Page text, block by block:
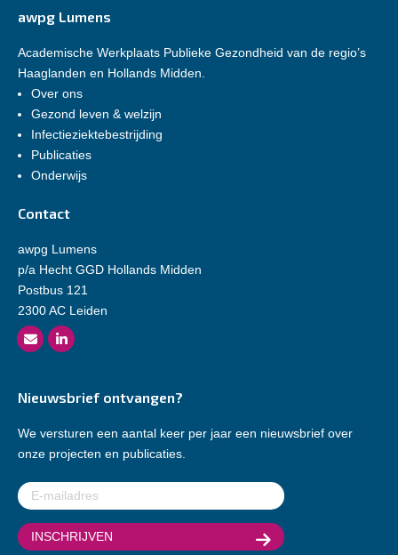
awpg Lumens
Academische Werkplaats Publieke Gezondheid van de regio’s
Haaglanden en Hollands Midden.
Over ons
Gezond leven & welzijn
Infectieziektebestrijding
Publicaties
Onderwijs
Contact
awpg Lumens
p/a Hecht GGD Hollands Midden
Postbus 121
2300 AC Leiden
Nieuwsbrief ontvangen?
We versturen een aantal keer per jaar een nieuwsbrief over
onze projecten en publicaties.
E-
mailadres(Vereist)